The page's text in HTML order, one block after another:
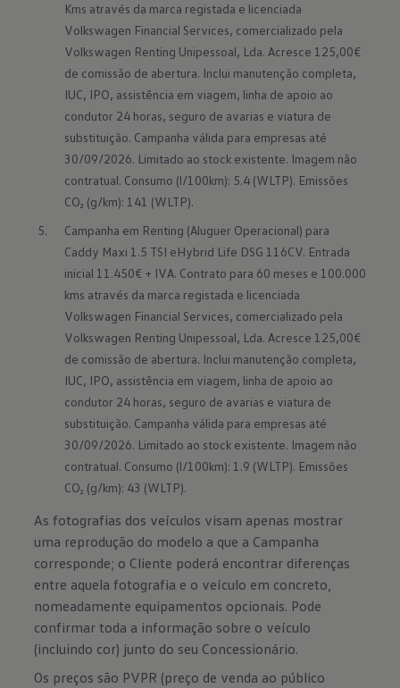
Kms através da marca registada e licenciada
Volkswagen Financial Services, comercializado pela
Volkswagen Renting Unipessoal, Lda. Acresce 125,00€
de comissão de abertura. Inclui manutenção completa,
IUC, IPO, assistência em viagem, linha de apoio ao
condutor 24 horas, seguro de avarias e viatura de
substituição. Campanha válida para empresas até
30/09/2026. Limitado ao stock existente. Imagem não
contratual. Consumo (l/100km): 5.4 (WLTP). Emissões
CO₂ (g/km): 141 (WLTP).
Campanha em Renting (Aluguer Operacional) para
Caddy Maxi 1.5 TSI eHybrid Life DSG 116CV. Entrada
inicial 11.450€ + IVA. Contrato para 60 meses e 100.000
kms através da marca registada e licenciada
Volkswagen Financial Services, comercializado pela
Volkswagen Renting Unipessoal, Lda. Acresce 125,00€
de comissão de abertura. Inclui manutenção completa,
IUC, IPO, assistência em viagem, linha de apoio ao
condutor 24 horas, seguro de avarias e viatura de
substituição. Campanha válida para empresas até
30/09/2026. Limitado ao stock existente. Imagem não
contratual. Consumo (l/100km): 1.9 (WLTP). Emissões
CO₂ (g/km): 43 (WLTP).
As fotografias dos veículos visam apenas mostrar
uma reprodução do modelo a que a Campanha
corresponde; o Cliente poderá encontrar diferenças
entre aquela fotografia e o veículo em concreto,
nomeadamente equipamentos opcionais. Pode
confirmar toda a informação sobre o veículo
(incluindo cor) junto do seu Concessionário.
Os preços são PVPR (preço de venda ao público